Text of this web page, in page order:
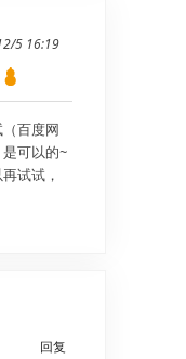
5 16:19
百度网
可以的~
试试，
回复